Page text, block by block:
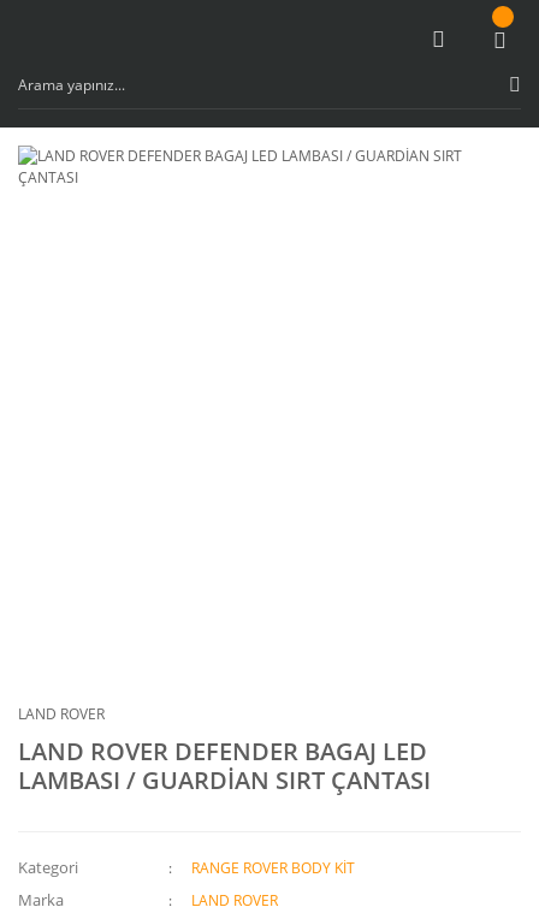
LAND ROVER
LAND ROVER DEFENDER BAGAJ LED
LAMBASI / GUARDİAN SIRT ÇANTASI
Kategori RANGE ROVER BODY KİT
Marka LAND ROVER